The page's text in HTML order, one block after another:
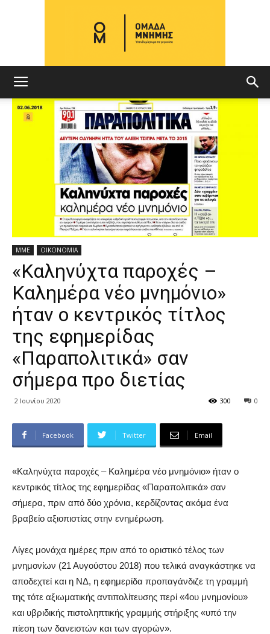
ΜΝΗΜΗΣ
ΜΜΕ ΟΙΚΟΝΟΜΙΑ
«Καληνύχτα παροχές –
Καλημέρα νέο μνημόνιο»
ήταν ο κεντρικός τίτλος
της εφημερίδας
«Παραπολιτικά» σαν
σήμερα προ διετίας
2 Ιουνίου 2020 0
300
Facebook Twitter Email
«Καληνύχτα παροχές – Καλημέρα νέο μνημόνιο» ήταν ο
κεντρικός τίτλος της εφημερίδας «Παραπολιτικά» σαν
σήμερα, πριν από δύο χρόνια, κερδίζοντας ακόμα ένα
βραβείο αξιοπιστίας στην ενημέρωση.
Λίγες μονάχα ημέρες πριν από το οριστικό τέλος των
μνημονίων (21 Αυγούστου 2018) που τελικά αναγκάστηκε να
αποδεχτεί και η ΝΔ, η εφημερίδα προπαγάνδιζε τη γραμμή
της τότε αξιωματικής αντιπολίτευσης περί «4ου μνημονίου»
και υβριδικής πιστοληπτικής γραμμής στήριξης «υπό την
πίεση των δανειστών και των αγορών».